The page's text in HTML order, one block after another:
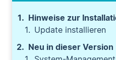
Hinweise zur
Update installieren
Neu in dieser Version